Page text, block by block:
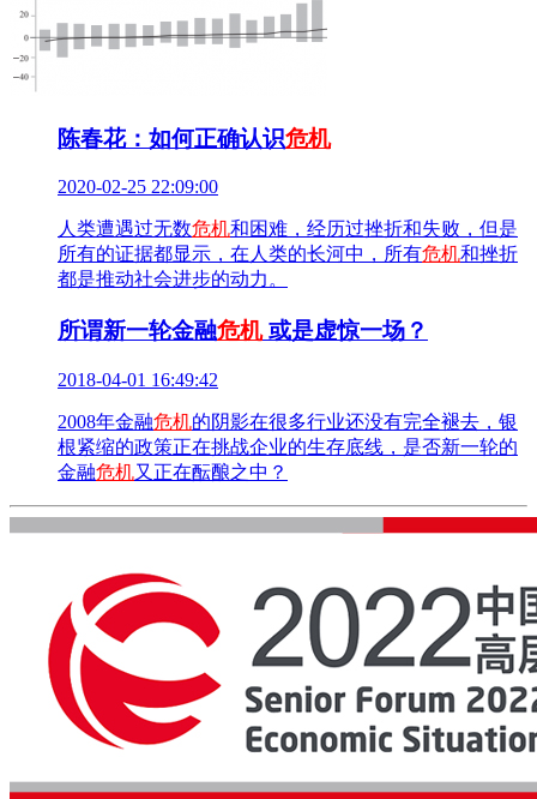
陈春花：如何正确认识危机
2020-02-25 22:09:00
人类遭遇过无数危机和困难，经历过挫折和失败，但是
所有的证据都显示，在人类的长河中，所有危机和挫折
都是推动社会进步的动力。
所谓新一轮金融危机或是虚惊一场？
2018-04-01 16:49:42
2008年金融危机的阴影在很多行业还没有完全褪去，银
根紧缩的政策正在挑战企业的生存底线，是否新一轮的
金融危机又正在酝酿之中？